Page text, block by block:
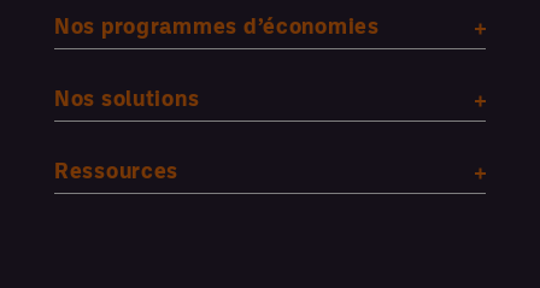
Nos programmes d’économies
Nos solutions
Ressources